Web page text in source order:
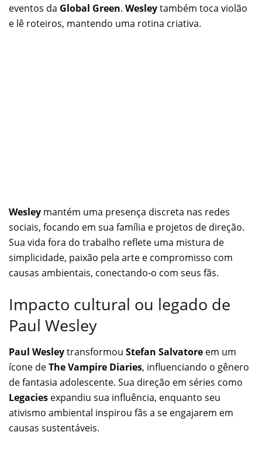
eventos da Global Green. Wesleytambém toca violão
e lê roteiros, mantendo uma rotina criativa.
Wesley mantém uma presença discreta nas redes
sociais, focando em sua família e projetos de direção.
Sua vida fora do trabalho reflete uma mistura de
simplicidade, paixão pela arte e compromisso com
causas ambientais, conectando-o com seus fãs.
Impacto cultural ou legado de
Paul Wesley
Paul Wesleytransformou Stefan Salvatore em um
ícone deThe Vampire Diaries, influenciando o gênero
de fantasia adolescente. Sua direção em séries como
Legacies expandiu sua influência, enquanto seu
ativismo ambiental inspirou fãs a se engajarem em
causas sustentáveis.